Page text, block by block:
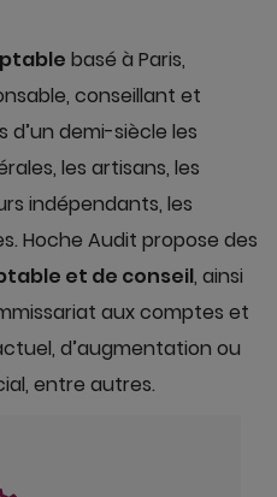
basé à Paris,
conseillant et
demi-siècle les
les artisans, les
indépendants, les
Hoche Audit propose des
et de conseil, ainsi
aux comptes et
d’augmentation ou
entre autres.